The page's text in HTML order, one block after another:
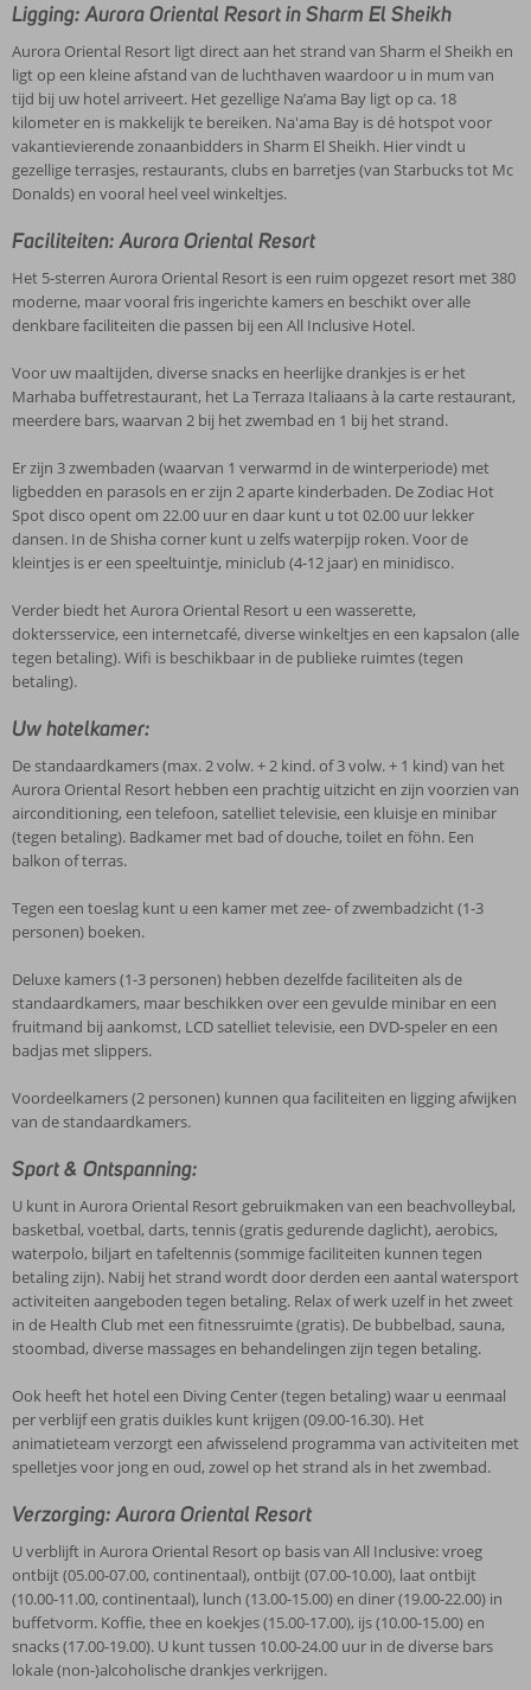
Ligging: Aurora Oriental Resort in Sharm El Sheikh
Aurora Oriental Resort ligt direct aan het strand van Sharm el Sheikh en
ligt op een kleine afstand van de luchthaven waardoor u in mum van
tijd bij uw hotel arriveert. Het gezellige Na’ama Bay ligt op ca. 18
kilometer en is makkelijk te bereiken. Na'ama Bay is dé hotspot voor
vakantievierende zonaanbidders in Sharm El Sheikh. Hier vindt u
gezellige terrasjes, restaurants, clubs en barretjes (van Starbucks tot Mc
Donalds) en vooral heel veel winkeltjes.
Faciliteiten: Aurora Oriental Resort
Het 5-sterren Aurora Oriental Resort is een ruim opgezet resort met 380
moderne, maar vooral fris ingerichte kamers en beschikt over alle
denkbare faciliteiten die passen bij een All Inclusive Hotel.
Voor uw maaltijden, diverse snacks en heerlijke drankjes is er het
Marhaba buffetrestaurant, het La Terraza Italiaans à la carte restaurant,
meerdere bars, waarvan 2 bij het zwembad en 1 bij het strand.
Er zijn 3 zwembaden (waarvan 1 verwarmd in de winterperiode) met
ligbedden en parasols en er zijn 2 aparte kinderbaden. De Zodiac Hot
Spot disco opent om 22.00 uur en daar kunt u tot 02.00 uur lekker
dansen. In de Shisha corner kunt u zelfs waterpijp roken. Voor de
kleintjes is er een speeltuintje, miniclub (4-12 jaar) en minidisco.
Verder biedt het Aurora Oriental Resort u een wasserette,
doktersservice, een internetcafé, diverse winkeltjes en een kapsalon (alle
tegen betaling). Wifi is beschikbaar in de publieke ruimtes (tegen
betaling).
Uw hotelkamer:
De standaardkamers (max. 2 volw. + 2 kind. of 3 volw. + 1 kind) van het
Aurora Oriental Resort hebben een prachtig uitzicht en zijn voorzien van
airconditioning, een telefoon, satelliet televisie, een kluisje en minibar
(tegen betaling). Badkamer met bad of douche, toilet en föhn. Een
balkon of terras.
Tegen een toeslag kunt u een kamer met zee- of zwembadzicht (1-3
personen) boeken.
Deluxe kamers (1-3 personen) hebben dezelfde faciliteiten als de
standaardkamers, maar beschikken over een gevulde minibar en een
fruitmand bij aankomst, LCD satelliet televisie, een DVD-speler en een
badjas met slippers.
Voordeelkamers (2 personen) kunnen qua faciliteiten en ligging afwijken
van de standaardkamers.
Sport & Ontspanning:
U kunt in Aurora Oriental Resort gebruikmaken van een beachvolleybal,
basketbal, voetbal, darts, tennis (gratis gedurende daglicht), aerobics,
waterpolo, biljart en tafeltennis (sommige faciliteiten kunnen tegen
betaling zijn). Nabij het strand wordt door derden een aantal watersport
activiteiten aangeboden tegen betaling. Relax of werk uzelf in het zweet
in de Health Club met een fitnessruimte (gratis). De bubbelbad, sauna,
stoombad, diverse massages en behandelingen zijn tegen betaling.
Ook heeft het hotel een Diving Center (tegen betaling) waar u eenmaal
per verblijf een gratis duikles kunt krijgen (09.00-16.30). Het
animatieteam verzorgt een afwisselend programma van activiteiten met
spelletjes voor jong en oud, zowel op het strand als in het zwembad.
Verzorging: Aurora Oriental Resort
U verblijft in Aurora Oriental Resort op basis van All Inclusive: vroeg
ontbijt (05.00-07.00, continentaal), ontbijt (07.00-10.00), laat ontbijt
(10.00-11.00, continentaal), lunch (13.00-15.00) en diner (19.00-22.00) in
buffetvorm. Koffie, thee en koekjes (15.00-17.00), ijs (10.00-15.00) en
snacks (17.00-19.00). U kunt tussen 10.00-24.00 uur in de diverse bars
lokale (non-)alcoholische drankjes verkrijgen.